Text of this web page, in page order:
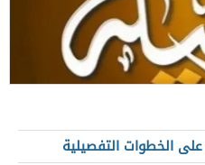
الخطوات التفصيلية